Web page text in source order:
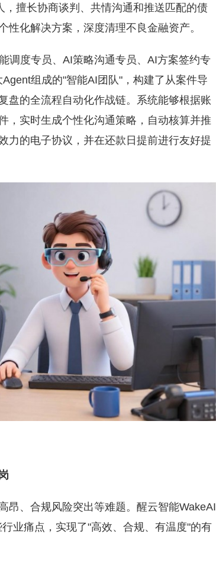
擅长协商谈判、共情沟通和推送匹配的债
化解决方案，深度清理不良金融资产。
度专员、AI策略沟通专员、AI方案签约专
组成的"智能AI团队"，构建了从案件导
盘的全流程自动化作战链。系统能够根据账
，实时生成个性化沟通策略，自动核算并推
力的电子协议，并在还款日提前进行友好提
、合规风险突出等难题。醒云智能WakeAI
业痛点，实现了"高效、合规、有温度"的有